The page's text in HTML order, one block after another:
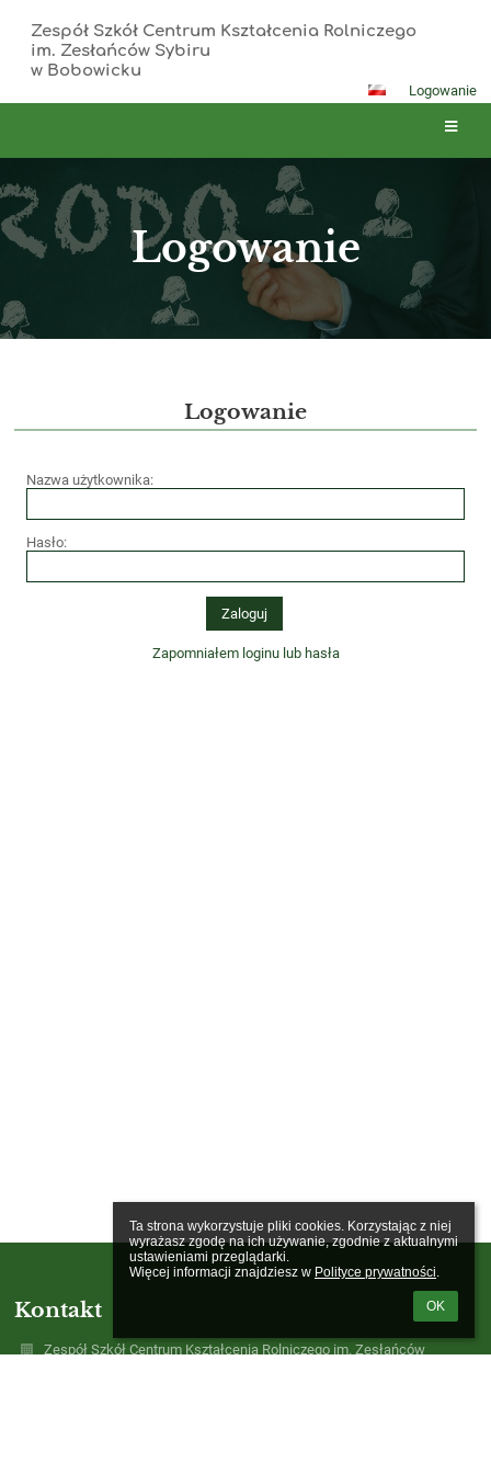
Ta strona wykorzystuje pliki cookies. Korzystając z niej
wyrażasz zgodę na ich używanie, zgodnie z aktualnymi
ustawieniami przeglądarki.
Więcej informacji znajdziesz w Polityce prywatności.
OK
Zespół Szkół Centrum Kształcenia Rolniczego
im. Zesłańców Sybiru
w Bobowicku
Logowanie
Logowanie
Logowanie
Nazwa użytkownika:
Hasło:
Zapomniałem loginu lub hasła
Kontakt
Zespół Szkół Centrum Kształcenia Rolniczego im. Zesłańców